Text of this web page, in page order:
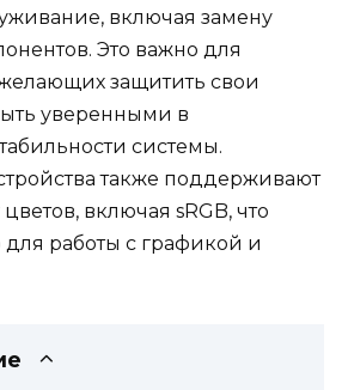
включая замену
Это важно для
защитить свои
уверенными в
системы.
также поддерживают
включая sRGB, что
работы с графикой и